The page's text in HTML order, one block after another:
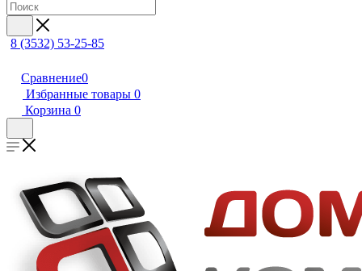
8 (3532) 53-25-85
Сравнение0
Избранные товары 0
Корзина 0